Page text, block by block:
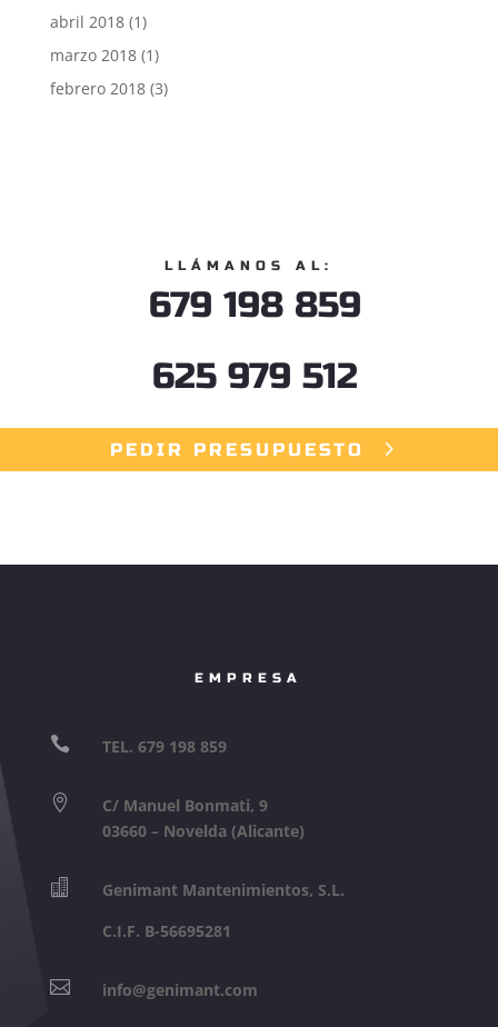
abril 2018(1)
marzo 2018(1)
febrero 2018(3)
LLÁMANOS AL:
679 198 859
625 979 512
PEDIR PRESUPUESTO
EMPRESA
 TEL. 679 198 859

C/ Manuel Bonmati, 9
03660 – Novelda (Alicante)

Genimant Mantenimientos, S.L.
C.I.F. B-56695281
 info@genimant.com